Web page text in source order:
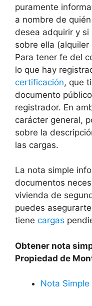
puramente
a nombre de
desea adquirir y
sobre ella
Para tener fe del
lo que hay
certificación, que
documento
registrador. En
carácter general,
sobre la
las cargas.
La nota simple
documentos
vivienda de
puedes
tiene cargas
Obtener nota
Propiedad de
Nota